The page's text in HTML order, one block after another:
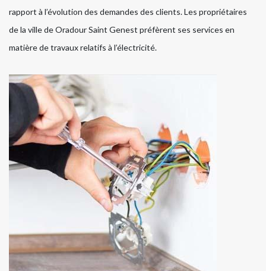
rapport à l’évolution des demandes des clients. Les propriétaires
de la ville de Oradour Saint Genest préfèrent ses services en
matière de travaux relatifs à l’électricité.